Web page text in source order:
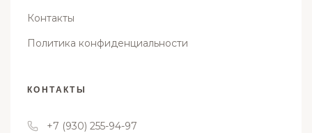
Контакты
Политика конфиденциальности
КОНТАКТЫ
+7 (930) 255-94-97